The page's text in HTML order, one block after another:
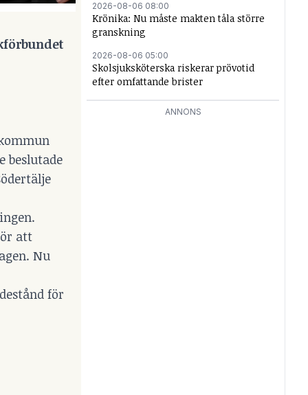
beslutade
att
Nu
för
2026-08-06 08:00
Krönika: Nu måste makten tåla större
granskning
2026-08-06 05:00
Skolsjuksköterska riskerar prövotid
efter omfattande brister
ANNONS